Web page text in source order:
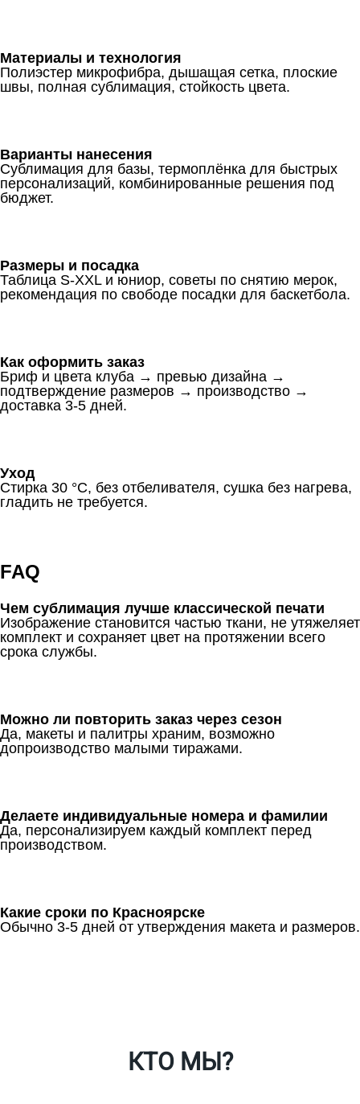
Материалы и технология
Полиэстер микрофибра, дышащая сетка, плоские
швы, полная сублимация, стойкость цвета.
Варианты нанесения
Сублимация для базы, термоплёнка для быстрых
персонализаций, комбинированные решения под
бюджет.
Размеры и посадка
Таблица S-XXL и юниор, советы по снятию мерок,
рекомендация по свободе посадки для баскетбола.
Как оформить заказ
Бриф и цвета клуба → превью дизайна →
подтверждение размеров → производство →
доставка 3-5 дней.
Уход
Стирка 30 °C, без отбеливателя, сушка без нагрева,
гладить не требуется.
FAQ
Чем сублимация лучше классической печати
Изображение становится частью ткани, не утяжеляет
комплект и сохраняет цвет на протяжении всего
срока службы.
Можно ли повторить заказ через сезон
Да, макеты и палитры храним, возможно
допроизводство малыми тиражами.
Делаете индивидуальные номера и фамилии
Да, персонализируем каждый комплект перед
производством.
Какие сроки по Красноярске
Обычно 3-5 дней от утверждения макета и размеров.
КТО МЫ?